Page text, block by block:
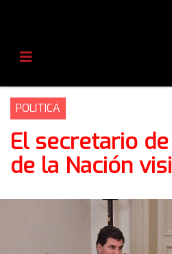
POLITICA
El secretario
de la Nación